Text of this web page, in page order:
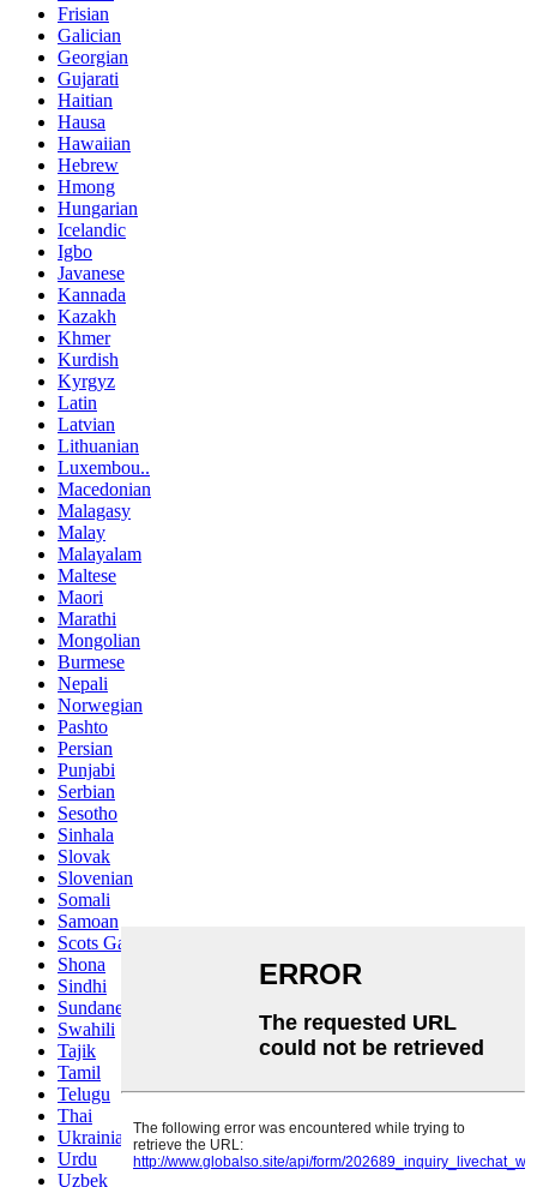
Frisian
Galician
Georgian
Gujarati
Haitian
Hausa
Hawaiian
Hebrew
Hmong
Hungarian
Icelandic
Igbo
Javanese
Kannada
Kazakh
Khmer
Kurdish
Kyrgyz
Latin
Latvian
Lithuanian
Luxembou..
Macedonian
Malagasy
Malay
Malayalam
Maltese
Maori
Marathi
Mongolian
Burmese
Nepali
Norwegian
Pashto
Persian
Punjabi
Serbian
Sesotho
Sinhala
Slovak
Slovenian
Somali
Samoan
Scots Gaelic
Shona
Sindhi
Sundanese
Swahili
Tajik
Tamil
Telugu
Thai
Ukrainian
Urdu
Uzbek